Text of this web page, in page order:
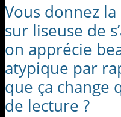
Vous donnez
sur liseuse de
on apprécie
atypique par
que ça change
de lecture ?